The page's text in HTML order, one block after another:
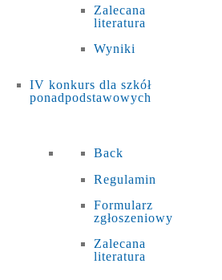
Zalecana
literatura
Wyniki
IV konkurs dla szkół
ponadpodstawowych
Back
Regulamin
Formularz
zgłoszeniowy
Zalecana
literatura